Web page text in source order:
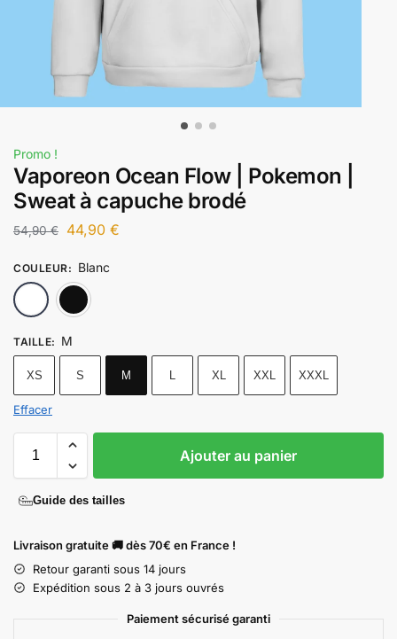
Promo !
Vaporeon Ocean Flow | Pokemon |
Sweat à capuche brodé
54,90€ 44,90 €
COULEUR: Blanc
TAILLE: M
XS S M L XL XXL XXXL
Effacer
Ajouter au panier
Guide des tailles
Livraison gratuite 🚚 dès 70€ en France !
Retour garanti sous 14 jours
Expédition sous 2 à 3 jours ouvrés
Paiement sécurisé garanti